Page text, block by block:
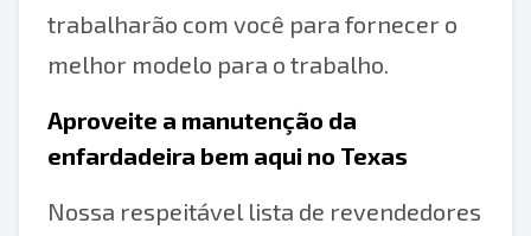
trabalharão com você para fornecer o
melhor modelo para o trabalho.
Aproveite a manutenção da
enfardadeira bem aqui no Texas
Nossa respeitável lista de revendedores